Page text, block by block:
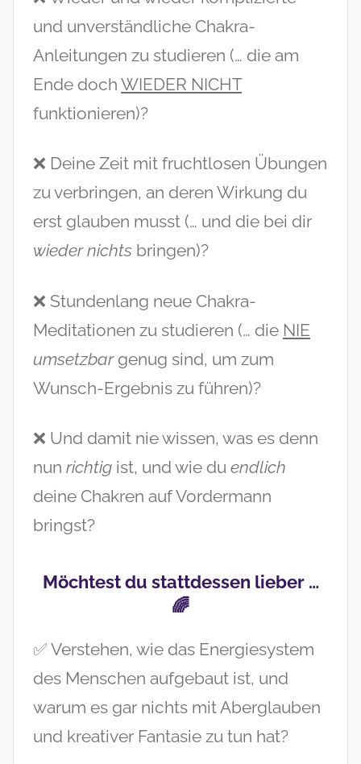
und unverständliche Chakra-
Anleitungen zu studieren (… die am
Ende doch WIEDER NICHT
funktionieren)?
❌ Deine Zeit mit fruchtlosen Übungen
zu verbringen, an deren Wirkung du
erst glauben musst (… und die bei dir
wieder nichts bringen)?
❌ Stundenlang neue Chakra-
Meditationen zu studieren (… die NIE
umsetzbargenug sind, um zum
Wunsch-Ergebnis zu führen)?
❌ Und damit nie wissen, was es denn
nun richtig ist, und wie du endlich
deine Chakren auf Vordermann
bringst?
Möchtest du stattdessen lieber …
🌈
✅ Verstehen, wie das Energiesystem
des Menschen aufgebaut ist, und
warum es gar nichts mit Aberglauben
und kreativer Fantasie zu tun hat?